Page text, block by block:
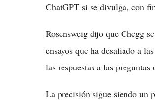
ChatGPT si se divulga, con
Rosensweig dijo que Chegg
ensayos que ha desafiado a
las respuestas a las preguntas
La precisión sigue siendo un